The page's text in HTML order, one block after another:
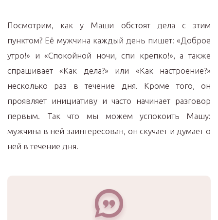
Посмотрим, как у Маши обстоят дела с этим
пунктом? Её мужчина каждый день пишет: «Доброе
утро!» и «Спокойной ночи, спи крепко!», а также
спрашивает «Как дела?» или «Как настроение?»
несколько раз в течение дня. Кроме того, он
проявляет инициативу и часто начинает разговор
первым. Так что мы можем успокоить Машу:
мужчина в ней заинтересован, он скучает и думает о
ней в течение дня.